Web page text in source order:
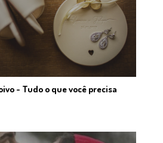
- Tudo o que você precisa